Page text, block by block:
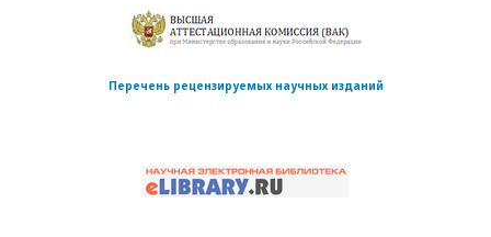
Перечень рецензируемых научных изданий